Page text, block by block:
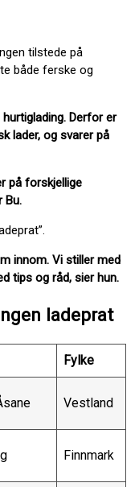
tilstede på
både ferske og
Derfor er
lader, og svarer på
på forskjellige
Bu.
innom. Vi stiller med
tips og råd, sier hun.
ladeprat
Fylke
Vestland
Finnmark